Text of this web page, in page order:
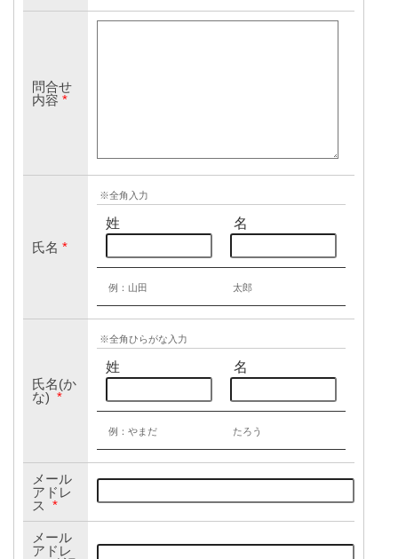
問合せ
内容 *
氏名 *
※全角入力
姓 名
例：山田 太郎
氏名(か
な) *
※全角ひらがな入力
姓 名
例：やまだ たろう
メール
アドレ
ス *
メール
アドレ